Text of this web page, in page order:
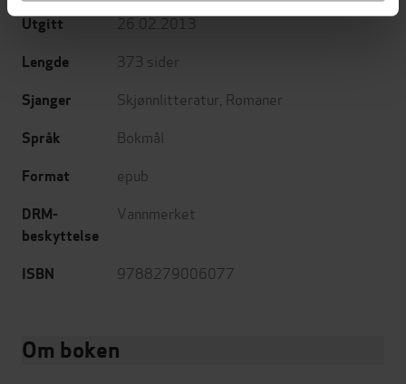
Utgitt 26.02.2013
Lengde 373 sider
Sjanger Skjønnlitteratur Romaner
Språk Bokmål
Format epub
DRM-
beskyttelse
Vannmerket
ISBN 9788279006077
Om boken